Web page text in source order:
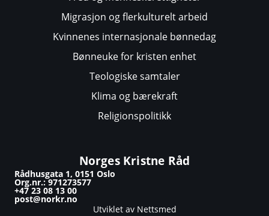
Migrasjon og flerkulturelt arbeid
Kvinnenes internasjonale bønnedag
Bønneuke for kristen enhet
Teologiske samtaler
Klima og bærekraft
Religionspolitikk
Norges Kristne Råd
Rådhusgata 1, 0151 Oslo
Org.nr.: 971273577
+47 23 08 13 00
post@norkr.no
Utviklet av Nettsmed